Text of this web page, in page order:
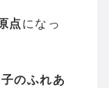
点 になっ
のふれあ